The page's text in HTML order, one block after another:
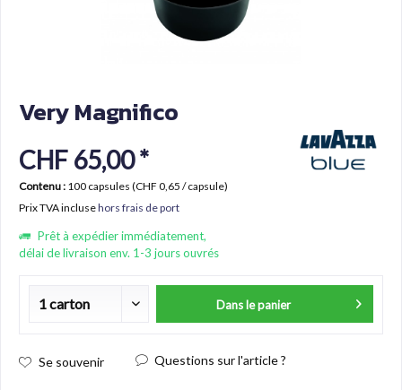
Very Magnifico
CHF 65,00 *
Contenu : 100 capsules (CHF 0,65 / capsule)
Prix TVA inclusehors frais de port
Prêt à expédier immédiatement,
délai de livraison env. 1-3 jours ouvrés
Dans le panier
Se souvenir Questions sur l'article ?